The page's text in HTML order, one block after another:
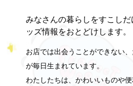
みなさんの暮らしをすこし
ッズ情報をおとどけします。
お店では出会うことができない
が毎日生まれています。
わたしたちは、かわいいものや